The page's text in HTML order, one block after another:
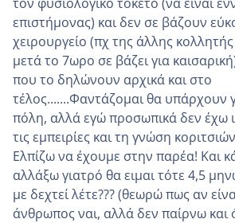
επιστήμονας) και δεν σε βάζουν
χειρουργείο (πχ της άλλης
μετά το 7ωρο σε βάζει για
που το δηλώνουν αρχικά και στο
τέλος.......Φαντάζομαι θα υπάρχουν
πόλη, αλλά εγώ προσωπικά δεν έχω
τις εμπειρίες και τη γνώση
Ελπίζω να έχουμε στην παρέα! Και
αλλάξω γιατρό θα ειμαι τότε 4,5
με δεχτεί λέτε??? (θεωρώ πως αν
άνθρωπος ναι, αλλά δεν παίρνω και